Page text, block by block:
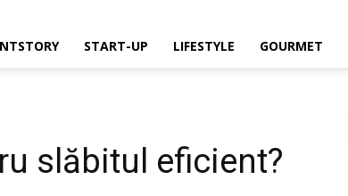
START-UP LIFESTYLE GOURMET
slăbitul eficient?